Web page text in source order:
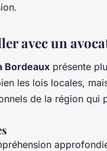
avec un
Bordeaux présente
les lois locales,
de la région qui